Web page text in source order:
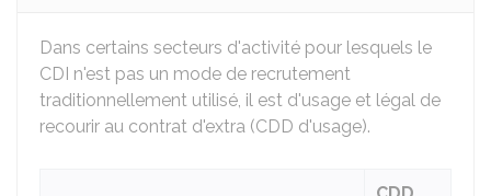
Dans certains secteurs d'activité pour lesquels le
CDI n'est pas un mode de recrutement
traditionnellement utilisé, il est d'usage et légal de
recourir au contrat d'extra (CDD d'usage).